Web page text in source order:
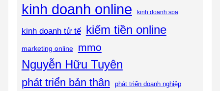
kinh doanh online kinh doanh spa
kinh doanh tử tế kiếm tiền online
marketing online mmo
Nguyễn Hữu Tuyên
phát triển bản thân phát triển doanh nghiệp